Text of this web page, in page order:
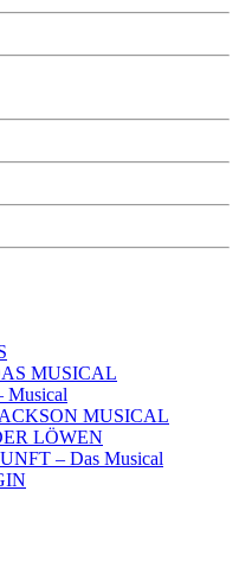
MUSICAL
Musical
MUSICAL
LÖWEN
– Das Musical